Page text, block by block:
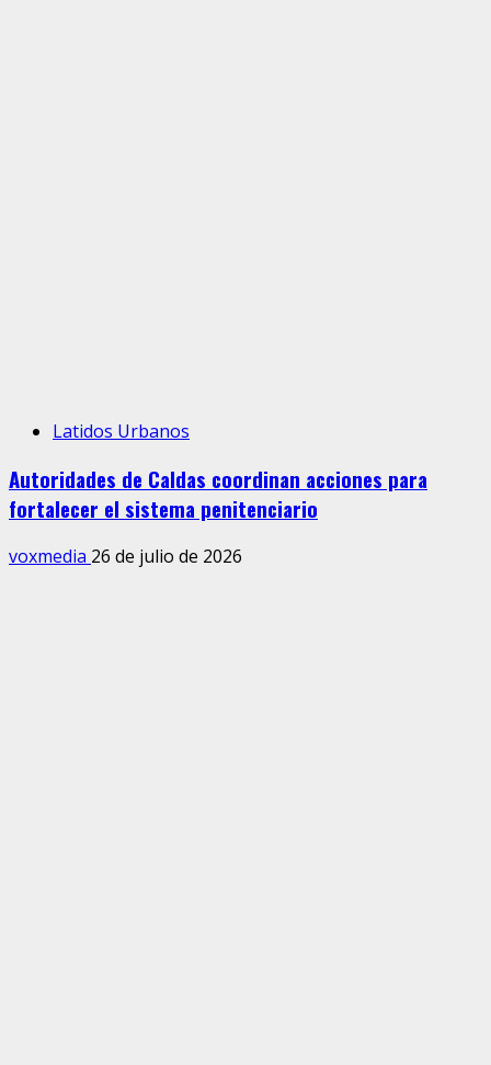
Latidos Urbanos
Autoridades de Caldas coordinan acciones para
fortalecer el sistema penitenciario
voxmedia 26 de julio de 2026